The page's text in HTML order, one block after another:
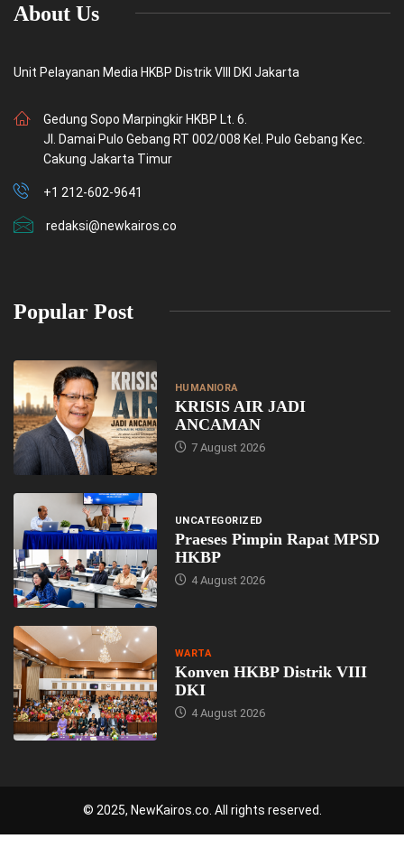
About Us
Unit Pelayanan Media HKBP Distrik VIII DKI Jakarta
Gedung Sopo Marpingkir HKBP Lt. 6.
Jl. Damai Pulo Gebang RT 002/008 Kel. Pulo Gebang Kec.
Cakung Jakarta Timur
+1 212-602-9641
redaksi@newkairos.co
Popular Post
HUMANIORA
KRISIS AIR JADI
ANCAMAN
7 August 2026
UNCATEGORIZED
Praeses Pimpin Rapat MPSD
HKBP
4 August 2026
WARTA
Konven HKBP Distrik VIII
DKI
4 August 2026
© 2025, NewKairos.co. All rights reserved.